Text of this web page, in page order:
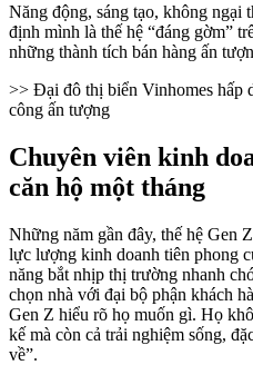
Năng động, sáng tạo, không ngại
định mình là thế hệ “đáng gờm”
những thành tích bán hàng ấn
>> Đại đô thị biển Vinhomes hấp
công ấn tượng
Chuyên viên kinh
căn hộ một tháng
Những năm gần đây, thế hệ Gen
lực lượng kinh doanh tiên phong
năng bắt nhịp thị trường nhanh
chọn nhà với đại bộ phận khách
Gen Z hiểu rõ họ muốn gì. Họ
kế mà còn cả trải nghiệm sống,
về”.